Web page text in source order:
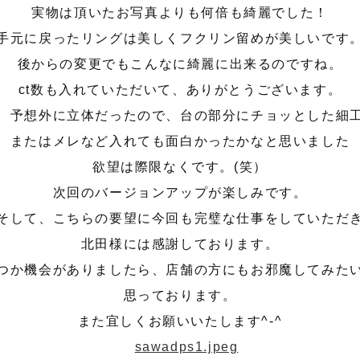
実物は頂いたお写真よりも何倍も綺麗でした！
元に戻ったリングは美しくフクリン留めが美しいです。
後からの変更でもこんなに綺麗に出来るのですね。
ct数も入れていただいて、ありがとうございます。
予想外に立体だったので、台の部分にチョッとした細
またはメレなど入れても面白かったかなと思いました
欲望は際限なくです。(笑）
次回のバージョンアップが楽しみです。
して、こちらの要望に今回も完璧な仕事をしていただき
北田様には感謝しております。
か機会がありましたら、店舗の方にもお邪魔してみた
思っております。
また宜しくお願いいたします^-^